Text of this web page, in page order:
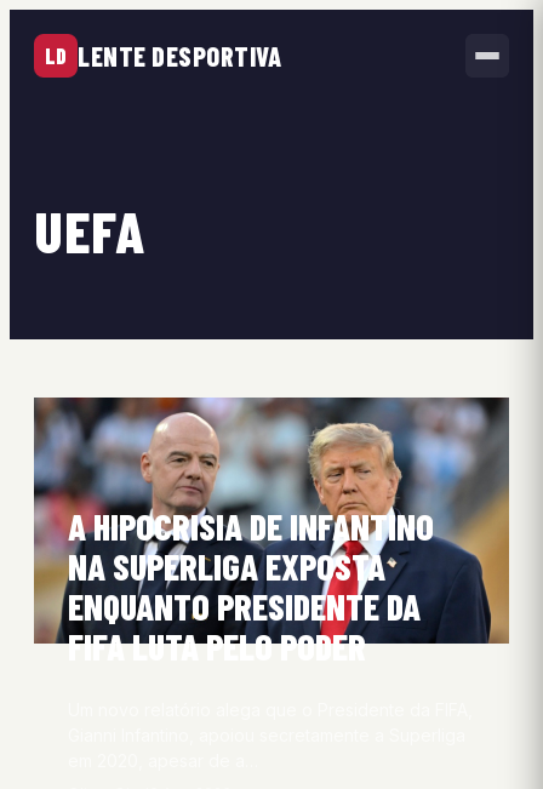
LD LENTE DESPORTIVA
UEFA
A HIPOCRISIA DE INFANTINO
NA SUPERLIGA EXPOSTA
ENQUANTO PRESIDENTE DA
FIFA LUTA PELO PODER